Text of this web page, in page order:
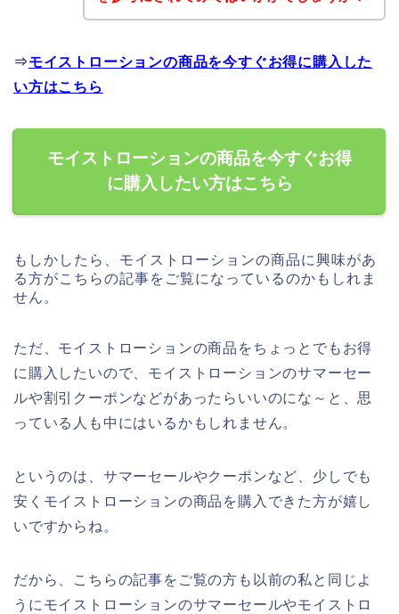
⇒モイストローションの商品を今すぐお得に購入した
い方はこちら
モイストローションの商品を今すぐお得
に購入したい方はこちら
もしかしたら、モイストローションの商品に興味があ
る方がこちらの記事をご覧になっているのかもしれま
せん。
ただ、モイストローションの商品をちょっとでもお得
に購入したいので、モイストローションのサマーセー
ルや割引クーポンなどがあったらいいのにな～と、思
っている人も中にはいるかもしれません。
というのは、サマーセールやクーポンなど、少しでも
安くモイストローションの商品を購入できた方が嬉し
いですからね。
だから、こちらの記事をご覧の方も以前の私と同じよ
うにモイストローションのサマーセールやモイストロ